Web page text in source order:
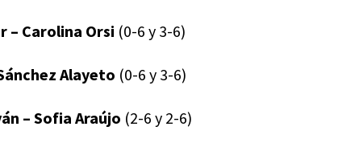
– Carolina Orsi (0-6 y 3-6)
Alayeto (0-6 y 3-6)
– Sofia Araújo (2-6 y 2-6)